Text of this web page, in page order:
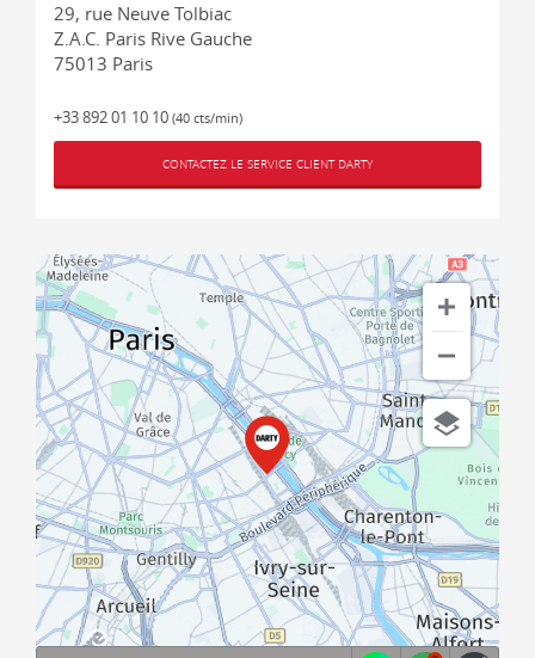
29, rue Neuve Tolbiac
Z.A.C. Paris Rive Gauche
75013 Paris
+33 892 01 10 10 (40 cts/min)
CONTACTEZ LE SERVICE CLIENT DARTY